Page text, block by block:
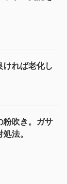
ければ老化し
粉吹き。ガサ
法。